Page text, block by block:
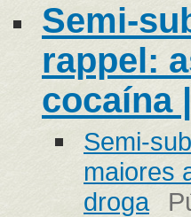
Semi-
rappel:
cocaína
Semi-
maiores
droga